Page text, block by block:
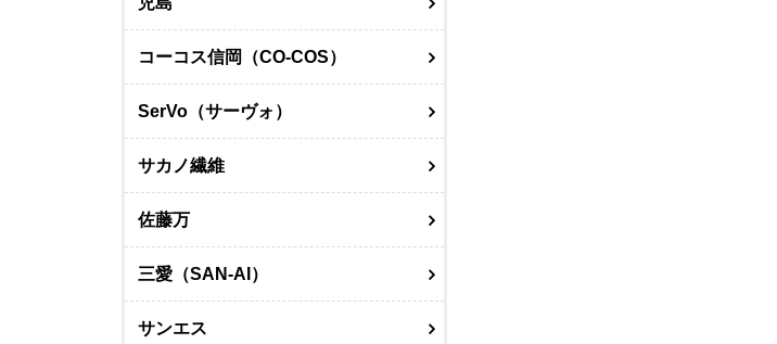
コーコス信岡（CO-COS）
SerVo（サーヴォ）
サカノ繊維
佐藤万
三愛（SAN-AI）
サンエス